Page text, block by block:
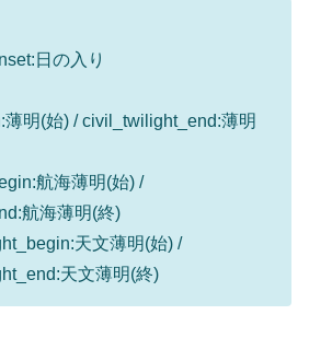
日の入り
明(始) / civil_twilight_end:薄明
航海薄明(始) /
航海薄明(終)
天文薄明(始) /
天文薄明(終)